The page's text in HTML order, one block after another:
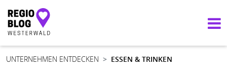
Hauptnavigation
UNTERNEHMEN ENTDECKEN ESSEN & TRINKEN